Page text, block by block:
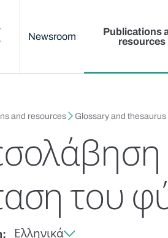
Newsroom
Publications
resources
and resources Glossary and thesaurus
του
Ελληνικά